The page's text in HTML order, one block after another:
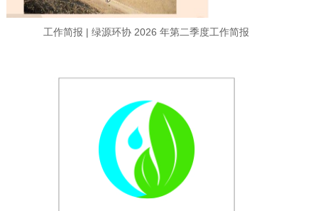
工作简报 | 绿源环协 2026 年第二季度工作简报